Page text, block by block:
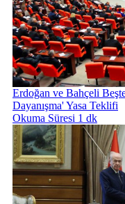
Erdoğan ve Bahçeli
Dayanışma' Yasa Teklifi
Okuma Süresi 1 dk